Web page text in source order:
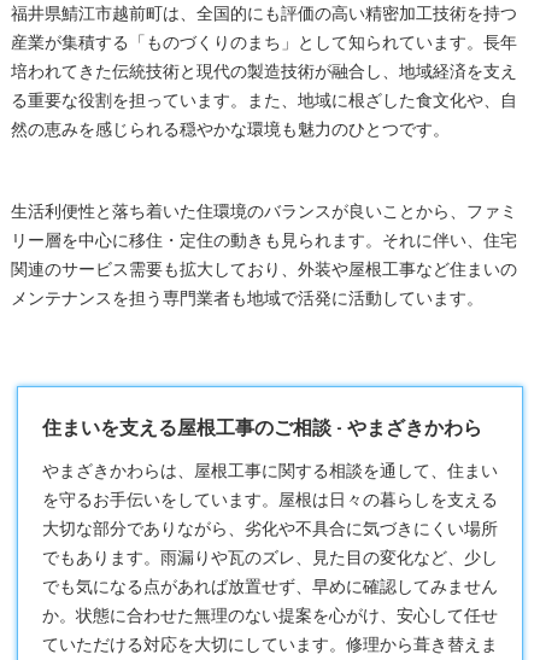
福井県鯖江市越前町は、全国的にも評価の高い精密加工技術を持つ
産業が集積する「ものづくりのまち」として知られています。長年
培われてきた伝統技術と現代の製造技術が融合し、地域経済を支え
る重要な役割を担っています。また、地域に根ざした食文化や、自
然の恵みを感じられる穏やかな環境も魅力のひとつです。
生活利便性と落ち着いた住環境のバランスが良いことから、ファミ
リー層を中心に移住・定住の動きも見られます。それに伴い、住宅
関連のサービス需要も拡大しており、外装や屋根工事など住まいの
メンテナンスを担う専門業者も地域で活発に活動しています。
住まいを支える屋根工事のご相談 - やまざきかわら
やまざきかわらは、 屋根工事に関する相談を通して、住まい
を守るお手伝いをしています。屋根は日々の暮らしを支える
大切な部分でありながら、劣化や不具合に気づきにくい場所
でもあります。雨漏りや瓦のズレ、見た目の変化など、少し
でも気になる点があれば放置せず、早めに確認してみません
か。状態に合わせた無理のない提案を心がけ、安心して任せ
ていただける対応を大切にしています。修理から葺き替えま